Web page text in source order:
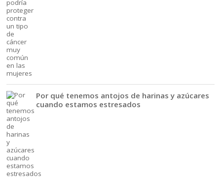
Por qué tenemos antojos de harinas y azúcares
cuando estamos estresados